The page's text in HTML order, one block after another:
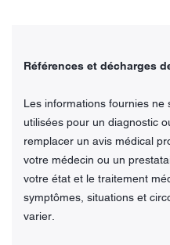
Références et décharges
Les informations fournies ne
utilisées pour un diagnostic
remplacer un avis médical
votre médecin ou un
votre état et le traitement
symptômes, situations et
varier.